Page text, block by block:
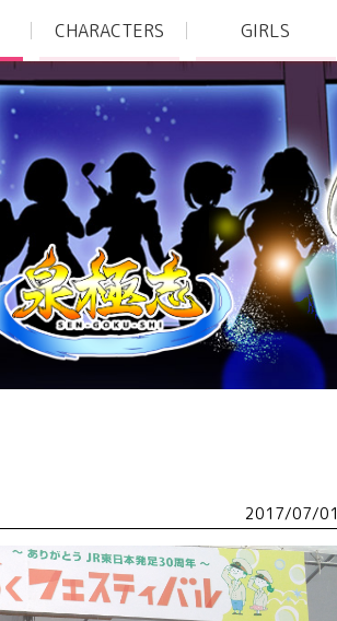
CHARACTERS GIRLS
2017/07/01